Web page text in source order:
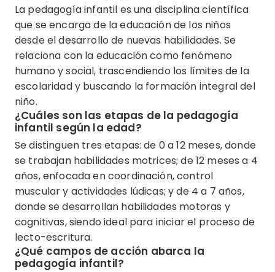
La pedagogía infantil es una disciplina científica
que se encarga de la educación de los niños
desde el desarrollo de nuevas habilidades. Se
relaciona con la educación como fenómeno
humano y social, trascendiendo los límites de la
escolaridad y buscando la formación integral del
niño.
¿Cuáles son las etapas de la pedagogía
infantil según la edad?
Se distinguen tres etapas: de 0 a 12 meses, donde
se trabajan habilidades motrices; de 12 meses a 4
años, enfocada en coordinación, control
muscular y actividades lúdicas; y de 4 a 7 años,
donde se desarrollan habilidades motoras y
cognitivas, siendo ideal para iniciar el proceso de
lecto-escritura.
¿Qué campos de acción abarca la
pedagogía infantil?